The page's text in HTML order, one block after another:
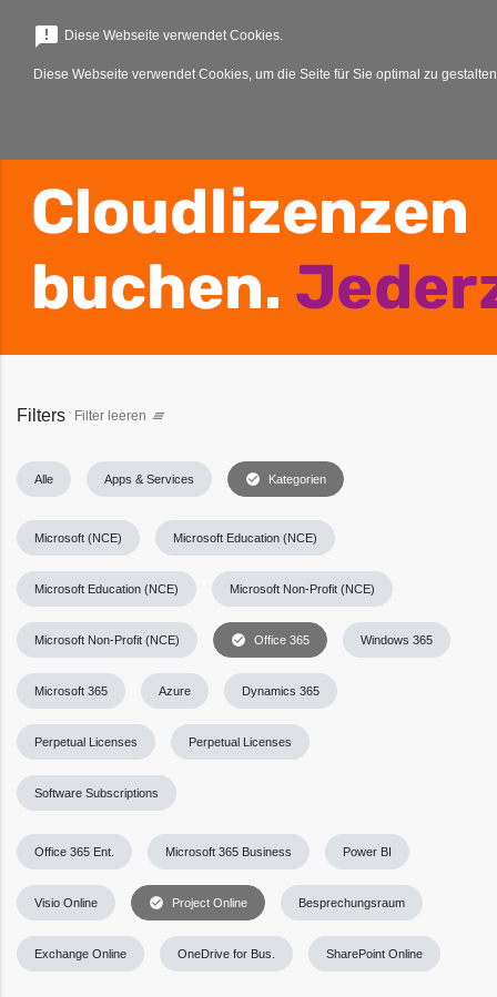
menu
Filters Filter leeren clear_all
Alle Apps & Services check_circle Kategorien
Microsoft (NCE) Microsoft Education (NCE)
Microsoft Education (NCE) Microsoft Non-Profit (NCE)
Microsoft Non-Profit (NCE) check_circle Office 365
Office 365 Ent. Microsoft 365 Business Power BI
Visio Online check_circle Project Online Besprechungsraum
Exchange Online OneDrive for Bus. SharePoint Online
Windows 365
Microsoft 365 Azure Dynamics 365
Perpetual Licenses Perpetual Licenses
Software Subscriptions
announcement Diese Webseite verwendet Cookies.
Diese Webseite verwendet Cookies, um die Seite für Sie optimal zu